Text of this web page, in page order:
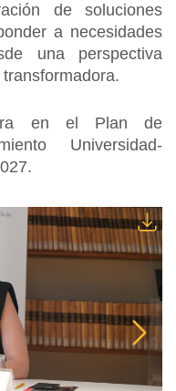
de soluciones
a necesidades
una perspectiva
en el Plan de
Universidad-